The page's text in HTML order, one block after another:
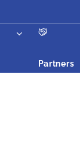
Partners